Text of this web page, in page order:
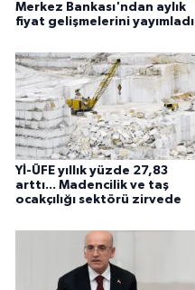
Merkez Bankası'ndan aylık
fiyat gelişmelerini yayımladı
Yİ-ÜFE yıllık yüzde 27,83
arttı... Madencilik ve taş
ocakçılığı sektörü zirvede